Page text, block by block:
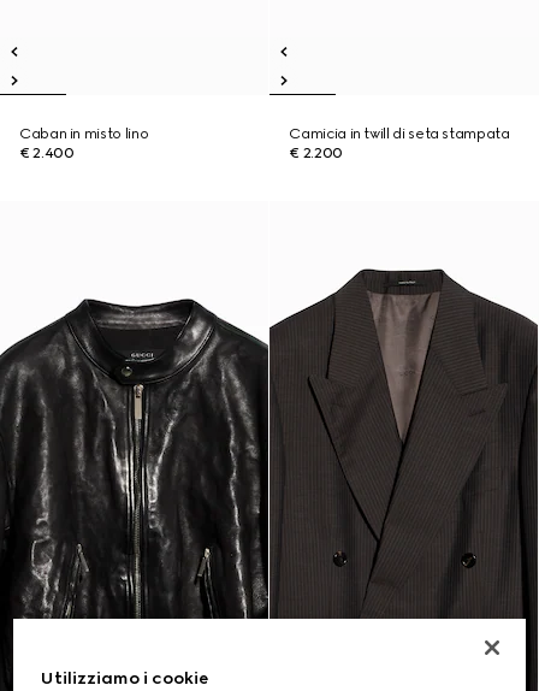
Caban in misto lino
€ 2.400
Camicia in twill di seta stampata
€ 2.200
Utilizziamo i cookie